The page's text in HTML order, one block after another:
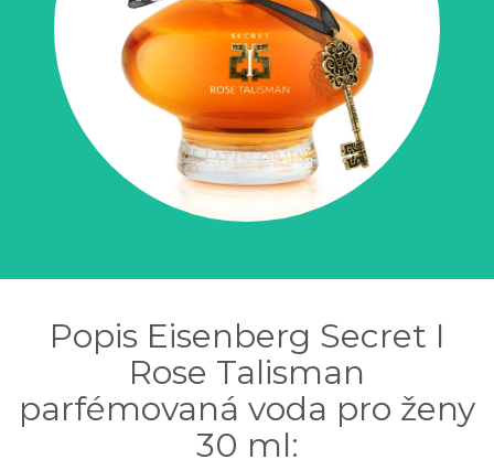
Popis Eisenberg Secret I
Rose Talisman
parfémovaná voda pro ženy
30 ml: